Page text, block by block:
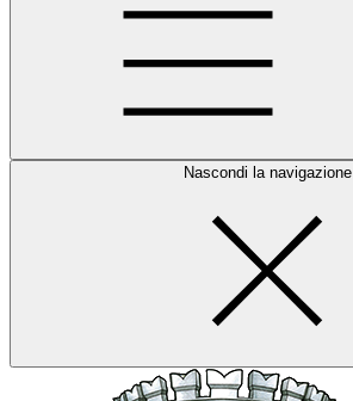
Nascondi la navigazione